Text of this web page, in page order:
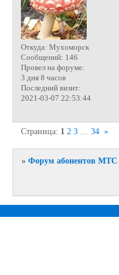
Откуда: Мухоморск
Сообщений: 146
Провел на форуме:
3 дня 8 часов
Последний визит:
2021-03-07 22:53:44
Страница: 1 2 3 34 »
»Форум абонентов МТС